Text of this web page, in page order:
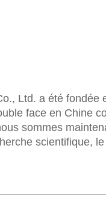
Ltd. a été fondée
face en Chine
sommes
scientifique,